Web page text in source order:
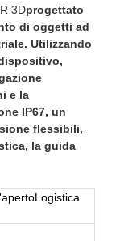
3Dprogettato
di oggetti ad
Utilizzando
e la
IP67, un
flessibili,
la guida
Logistica